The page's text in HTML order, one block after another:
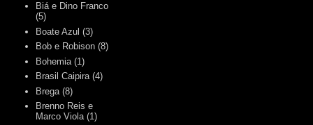
Biá e Dino Franco
(5)
Boate Azul (3)
Bob e Robison (8)
Bohemia (1)
Brasil Caipira (4)
Brega (8)
Brenno Reis e
Marco Viola (1)